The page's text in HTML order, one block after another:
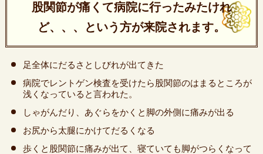
股関節が痛くて病院に行ったみたけれ
ど、、、という方が来院されます。
足全体にだるさとしびれが出てきた
病院でレントゲン検査を受けたら股関節のはまるところが
浅くなっていると言われた。
しゃがんだり、あぐらをかくと脚の外側に痛みが出る
お尻から太腿にかけてだるくなる
歩くと股関節に痛みが出て、寝ていても脚がつらくなって